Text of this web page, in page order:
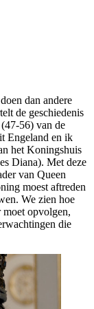
dan andere
de geschiedenis
56) van de
Engeland en ik
het Koningshuis
Diana). Met deze
van Queen
moest aftreden
We zien hoe
opvolgen,
die